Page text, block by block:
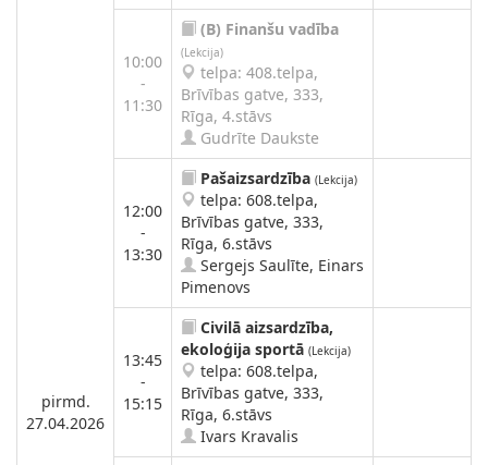
pirmd.
27.04.2026
10:00
-
11:30
(B) Finanšu vadība
(Lekcija)
telpa: 408.telpa,
Brīvības gatve, 333,
Rīga, 4.stāvs
Gudrīte Daukste
12:00
-
13:30
Pašaizsardzība (Lekcija)
telpa: 608.telpa,
Brīvības gatve, 333,
Rīga, 6.stāvs
Sergejs Saulīte, Einars
Pimenovs
13:45
-
15:15
Civilā aizsardzība,
ekoloģija sportā (Lekcija)
telpa: 608.telpa,
Brīvības gatve, 333,
Rīga, 6.stāvs
Ivars Kravalis